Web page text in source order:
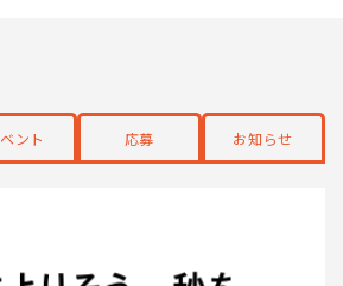
ント 応募 お知らせ